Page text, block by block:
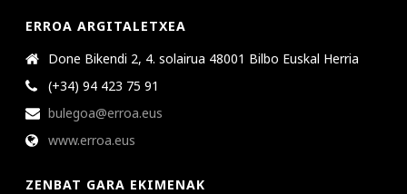
ERROA ARGITALETXEA
Done Bikendi 2, 4. solairua 48001 Bilbo Euskal Herria
(+34) 94 423 75 91
bulegoa@erroa.eus
www.erroa.eus
ZENBAT GARA EKIMENAK